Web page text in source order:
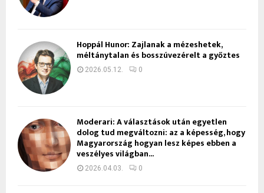
Hoppál Hunor: Zajlanak a mézeshetek,
méltánytalan és bosszúvezérelt a győztes
2026.05.12. 0
Moderari: A választások után egyetlen
dolog tud megváltozni: az a képesség, hogy
Magyarország hogyan lesz képes ebben a
veszélyes világban...
2026.04.03. 0